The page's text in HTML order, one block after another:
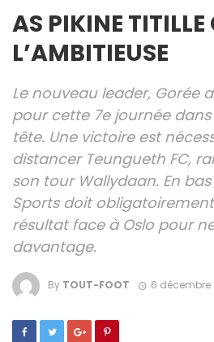
AS PIKINE TITILLE
L’AMBITIEUSE
Le nouveau leader, Gorée
pour cette 7e journée
tête. Une victoire est
distancer Teungueth FC,
son tour Wallydaan. En
Sports doit
résultat face à Oslo pour
davantage.
By TOUT-FOOT 6 décembre